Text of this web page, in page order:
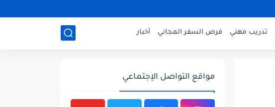
تدريب مهني فرص السفر المجاني أخبار
مواقع التواصل الإجتماعي